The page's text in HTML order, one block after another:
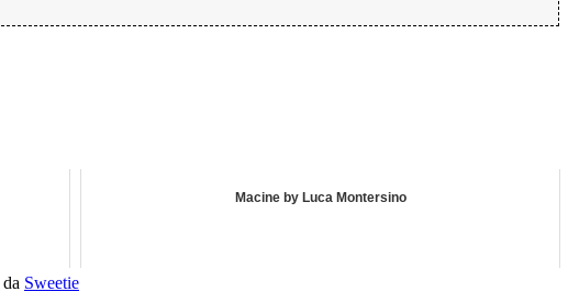
Macine by Luca Montersino
da Sweetie